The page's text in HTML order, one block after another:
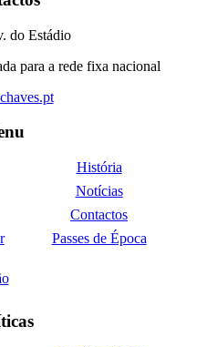
do Estádio
para a rede fixa nacional
História
Notícias
Contactos
Passes de Época